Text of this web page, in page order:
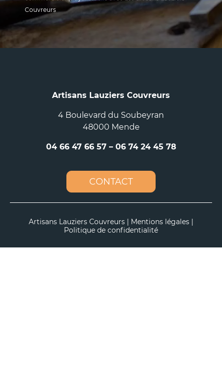
Couvreurs
Artisans Lauziers Couvreurs
4 Boulevard du Soubeyran
48000 Mende
04 66 47 66 57– 06 74 24 45 78
CONTACT
Artisans Lauziers Couvreurs | Mentions légales |
Politique de confidentialité